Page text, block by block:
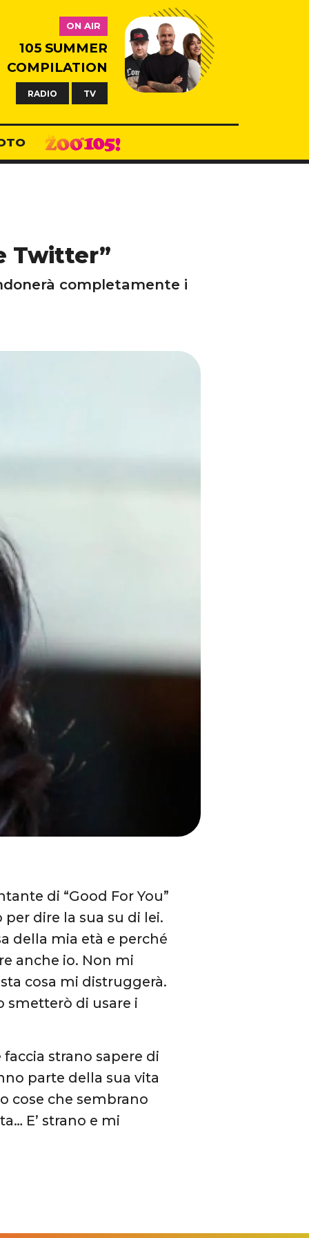
ON AIR
105 SUMMER
COMPILATION
RADIO TV
Twitter”
completamente i
di “Good For You”
dire la sua su di lei.
della mia età e perché
anche io. Non mi
cosa mi distruggerà.
smetterò di usare i
strano sapere di
parte della sua vita
cose che sembrano
E’ strano e mi